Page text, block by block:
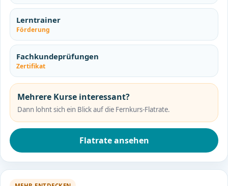
Lerntrainer
Förderung
Fachkundeprüfungen
Zertifikat
Mehrere Kurse interessant?
Dann lohnt sich ein Blick auf die Fernkurs-Flatrate.
Flatrate ansehen